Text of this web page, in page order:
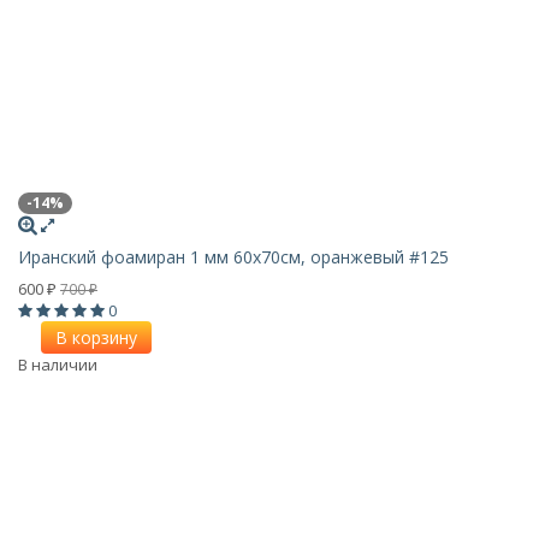
-14%
Иранский фоамиран 1 мм 60х70см, оранжевый #125
600 ₽ 700₽
0
В корзину
В наличии